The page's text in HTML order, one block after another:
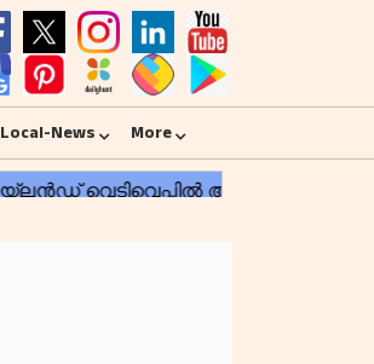
Local-News More